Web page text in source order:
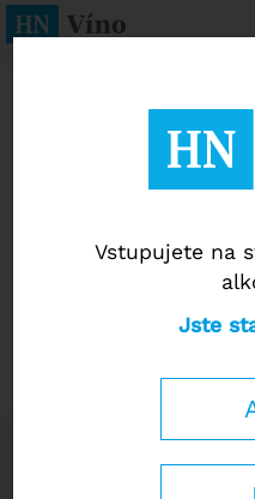
Refosco dal
Friuli Colli
Vstupujete na
Jste